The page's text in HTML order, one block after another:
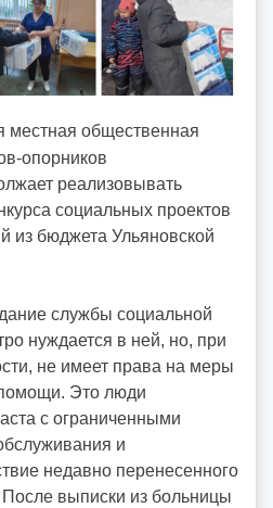
местная общественная
опорников
реализовывать
социальных проектов
из бюджета Ульяновской
службы социальной
нуждается в ней, но, при
не имеет права на меры
Это люди
с ограниченными
и
недавно перенесенного
выписки из больницы